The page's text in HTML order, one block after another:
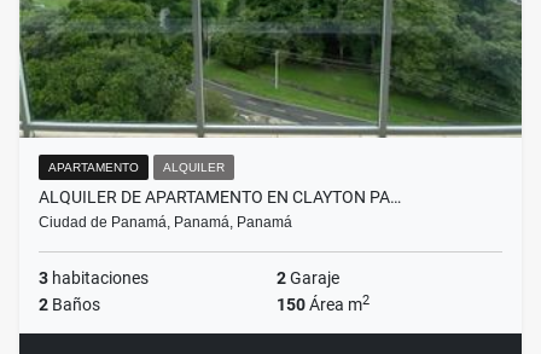
APARTAMENTO ALQUILER
ALQUILER DE APARTAMENTO EN CLAYTON PA…
Ciudad de Panamá, Panamá, Panamá
3 habitaciones 2Garaje
2 Baños 150Área m2